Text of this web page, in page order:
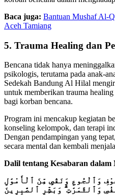
Baca juga: Bantuan Mushaf Al-
Aceh Tamiang
5. Trauma Healing dan
Bencana tidak hanya
psikologis, terutama pada anak-
Sedekah Bandung Al Hilal
untuk memberikan trauma
bagi korban bencana.
Program ini mencakup kegiatan
konseling kelompok, dan terapi
Dengan pendampingan yang
secara mental dan kembali
Dalil tentang Kesabaran
وَٱلْجُوعِ وَنَقْصٍ مِّنَ ٱلْأَمْوَٰلِ
وَٱلثَّمَرَٰتِ ۗ وَبَشِّرِ ٱلصَّٰبِرِينَ